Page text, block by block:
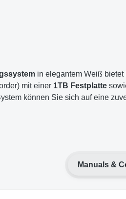
in elegantem Weiß
mit einer 1TB Festplatte
können Sie sich auf eine
Manuals &